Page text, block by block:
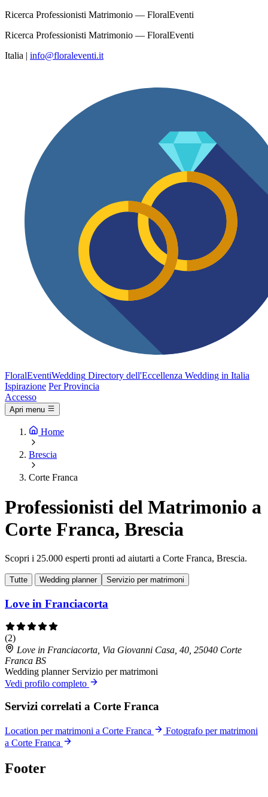
Ricerca Professionisti Matrimonio — FloralEventi
Ricerca Professionisti Matrimonio — FloralEventi
Italia | info@floraleventi.it
FloralEventiWedding Directory dell'Eccellenza Wedding in Italia
Ispirazione Per Provincia
Accesso
Apri menu
Home
Brescia
Corte Franca
Professionisti del Matrimonio a
Corte Franca, Brescia
Scopri i 25.000 esperti pronti ad aiutarti a Corte Franca, Brescia.
Tutte Wedding planner Servizio per matrimoni
Love in Franciacorta
(2)
Love in Franciacorta, Via Giovanni Casa, 40, 25040 Corte
Franca BS
Wedding planner Servizio per matrimoni
Vedi profilo completo
Servizi correlati a Corte Franca
Location per matrimoni a Corte Franca
Fotografo per matrimoni
a Corte Franca
Footer